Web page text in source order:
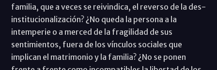
familia, que a veces se reivindica, el reverso de la des-
institucionalización? ¿No queda la persona a la
intemperie o a merced de la fragilidad de sus
sentimientos, fuera de los vínculos sociales que
implican el matrimonio y la familia? ¿No se ponen